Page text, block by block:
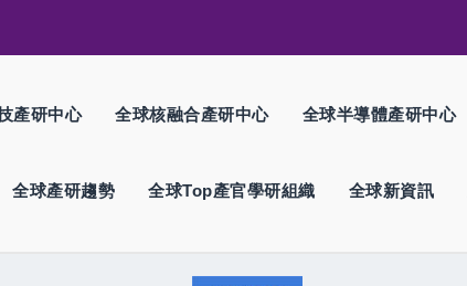
產研中心 全球核融合產研中心 全球半導體產研中心
全球產研趨勢 全球Top產官學研組織 全球新資訊